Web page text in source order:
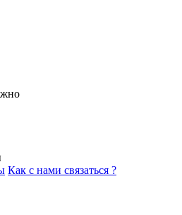
Как с нами связаться ?